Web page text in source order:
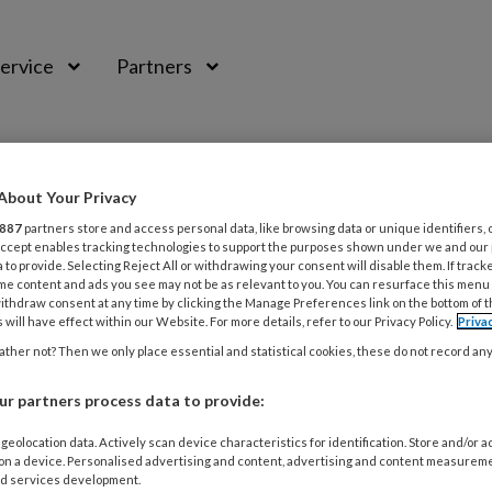
Partners
is het ontsmetten van
Your Privacy
887 partners store and access personal data, like browsing data or unique identifiers,
enables tracking technologies to support the purposes shown under we and
to provide. Selecting Reject All or withdrawing your consent will disable them. If
content and ads you see may not be as relevant to you. You can resurface this
consent at any time by clicking the Manage Preferences link on the bottom of
will have effect within our Website. For more details, refer to our Privacy Policy.
not? Then we only place essential and statistical cookies, these do not record
partners process data to provide:
data. Actively scan device characteristics for identification. Store and/or
a device. Personalised advertising and content, advertising and content
services development.